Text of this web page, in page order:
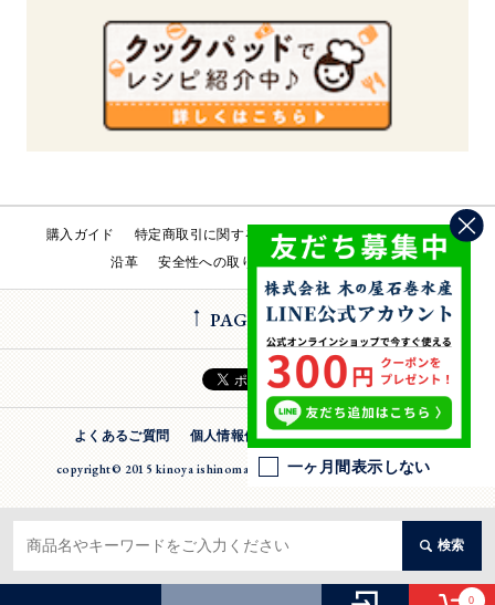
一ヶ月間表示しない
0
検索
購入ガイド 特定商取引に関する法律 会社概要
工場直売所
沿革
安全性への取り組み お問い合わせ
PAGE TOP
よくあるご質問 個人情報保護方針 法人のお客様
copyright© 2015 kinoya ishinomaki suisan inc. All Rights Reserverd